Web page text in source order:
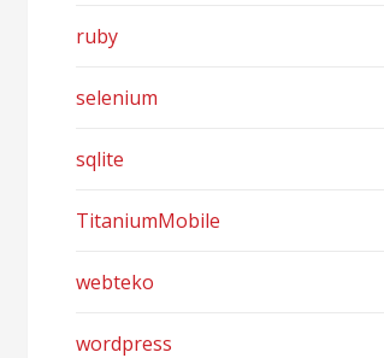
ruby
selenium
sqlite
TitaniumMobile
webteko
wordpress